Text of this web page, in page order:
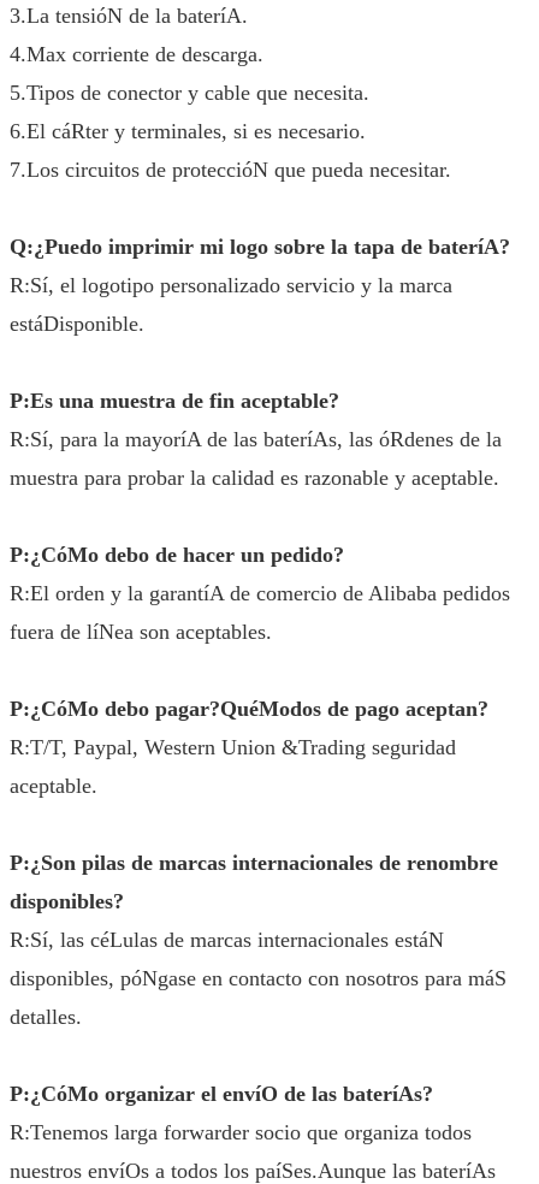
3.La tensióN de la bateríA.
4.Max corriente de descarga.
5.Tipos de conector y cable que necesita.
6.El cáRter y terminales, si es necesario.
7.Los circuitos de proteccióN que pueda necesitar.
Q:¿Puedo imprimir mi logo sobre la tapa de bateríA?
R:Sí, el logotipo personalizado servicio y la marca
estáDisponible.
P:Es una muestra de fin aceptable?
R:Sí, para la mayoríA de las bateríAs, las óRdenes de la
muestra para probar la calidad es razonable y aceptable.
P:¿CóMo debo de hacer un pedido?
R:El orden y la garantíA de comercio de Alibaba pedidos
fuera de líNea son aceptables.
P:¿CóMo debo pagar?QuéModos de pago aceptan?
R:T/T, Paypal, Western Union &Trading seguridad
aceptable.
P:¿Son pilas de marcas internacionales de renombre
disponibles?
R:Sí, las céLulas de marcas internacionales estáN
disponibles, póNgase en contacto con nosotros para máS
detalles.
P:¿CóMo organizar el envíO de las bateríAs?
R:Tenemos larga forwarder socio que organiza todos
nuestros envíOs a todos los paíSes.Aunque las bateríAs